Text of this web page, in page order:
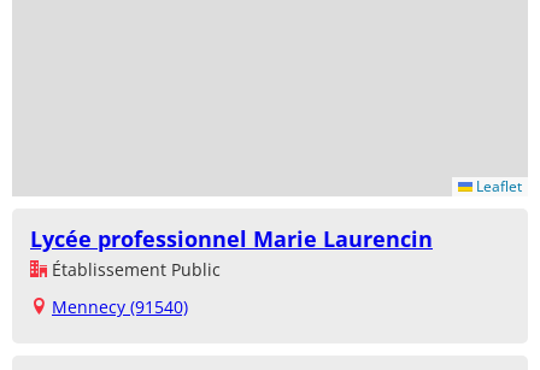
Leaflet
Lycée professionnel Marie Laurencin
Établissement Public
Mennecy (91540)